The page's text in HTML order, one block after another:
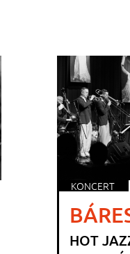
KONCERT
HOT